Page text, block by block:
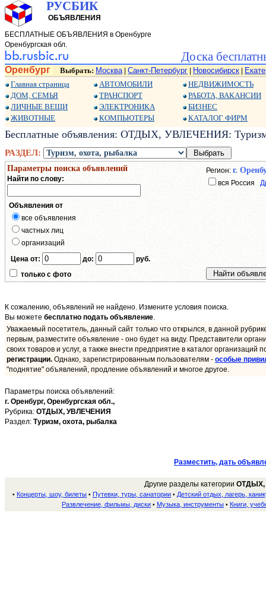
РУСБИК
ОБЪЯВЛЕНИЯ
БЕСПЛАТНЫЕ ОБЪЯВЛЕНИЯ в Оренбурге
Оренбургская обл.
Доска
Оренбург Выбрать: Москва| Санкт-Петербург Новосибирск
Главная страница
ДОМ, СЕМЬЯ
ЛИЧНЫЕ ВЕЩИ
ЖИВОТНЫЕ
АВТОМОБИЛИ
ТРАНСПОРТ
ЭЛЕКТРОНИКА
КОМПЬЮТЕРЫ
НЕДВИЖИМОСТЬ
РАБОТА, ВАКАНСИИ
БИЗНЕС
КАТАЛОГ ФИРМ
Бесплатные объявления: ОТДЫХ, УВЛЕЧЕНИЯ: Туризм,
РАЗДЕЛ:
Параметры поиска объявлений
Найти по слову:
Регион: г.
вся Россия
Объявления от
все объявления
частных лиц
организаций
Цена от:
до:
руб.
только с фото
К сожалению, объявлений не найдено. Измените условия поиска.
Вы можете бесплатно подать объявление.
Уважаемый посетитель, данный сайт только что открылся, в данной
первым, разместите объявление - оно будет на виду. Представители
своих товаров и услуг, а также внести предприятие в каталог организаций
регистрации. Однако, зарегистрированным пользователям - особые
"поднятие" объявлений, продление объявлений и многое другое.
Параметры поиска объявлений:
г. Оренбург, Оренбургская обл.,
Рубрика: ОТДЫХ, УВЛЕЧЕНИЯ
Раздел: Туризм, охота, рыбалка
Разместить, дать
Другие разделы категории ОТДЫХ,
• Концерты, шоу, билеты • Путевки, туры, санатории • Детский отдых, лагерь,
Развлечение, фильмы, диски • Музыка, инструменты • Книги,